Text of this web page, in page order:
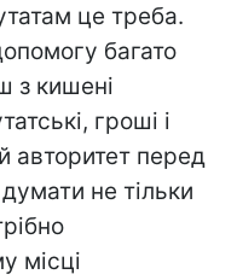
це треба.
багато
з кишені
гроші і
авторитет перед
не тільки
місці